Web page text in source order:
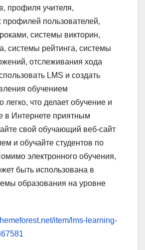
профиля учителя,
пользователей,
системы викторин,
системы рейтинга, системы
отслеживания хода
LMS и создать
обучением
легко, что делает обучение и
в Интернете приятным
свой обучающий веб-сайт
и обучайте студентов по
электронного обучения,
быть использована в
образования на уровне
item/lms-learning-